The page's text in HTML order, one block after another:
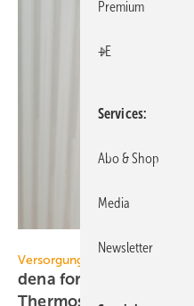
Versorgungssicherheit
dena fordert
Thermostatköpfe
Premium
+E
Services
Abo & Shop
Media
Newsletter